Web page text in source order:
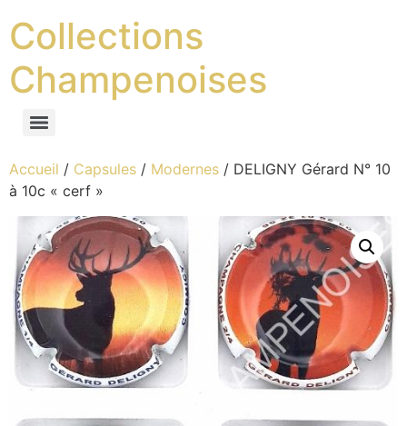
Collections
Champenoises
Accueil / Capsules / Modernes / DELIGNY Gérard N° 10
à 10c « cerf »